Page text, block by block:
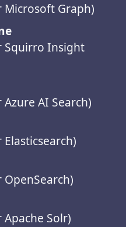
Graph)
Squirro Insight
AI Search)
Solr)